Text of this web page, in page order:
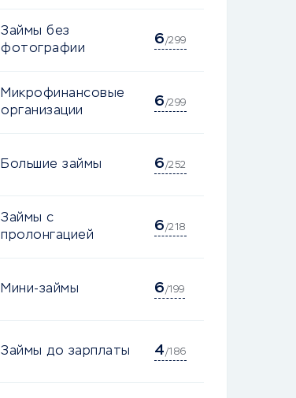
Займы без
фотографии
6/299
Микрофинансовые
организации
6/299
Большие займы 6/252
Займы с
пролонгацией
6/218
Мини-займы 6/199
Займы до зарплаты 4/186